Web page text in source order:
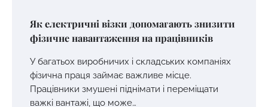
Як електричні візки допомагають знизити
фізичне навантаження на працівників
У багатьох виробничих і складських компаніях
фізична праця займає важливе місце.
Працівники змушені піднімати і переміщати
важкі вантажі, що може…